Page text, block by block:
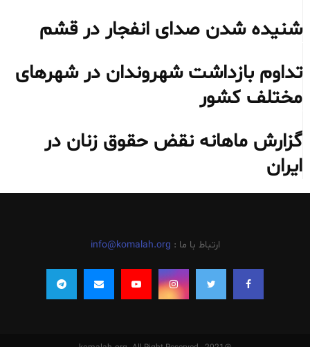
شنیده شدن صدای انفجار در قشم
تداوم بازداشت شهروندان در شهرهای
مختلف کشور
گزارش ماهانه نقض حقوق زنان در
ایران
ارتباط با ما : info@komalah.org